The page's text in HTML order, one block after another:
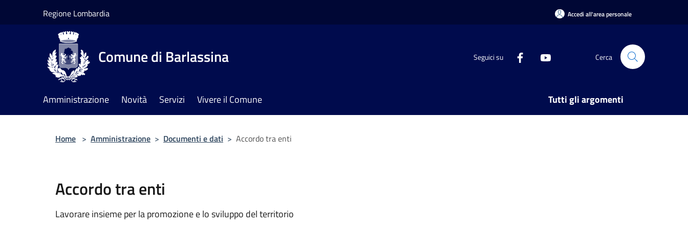
Regione Lombardia Accedi all'area personale
Comune di Barlassina Seguici su Cerca
Amministrazione Novità Servizi Vivere il Comune Tutti gli argomenti
Home > Amministrazione > Documenti e dati > Accordo tra enti
Accordo tra enti
Lavorare insieme per la promozione e lo sviluppo del territorio